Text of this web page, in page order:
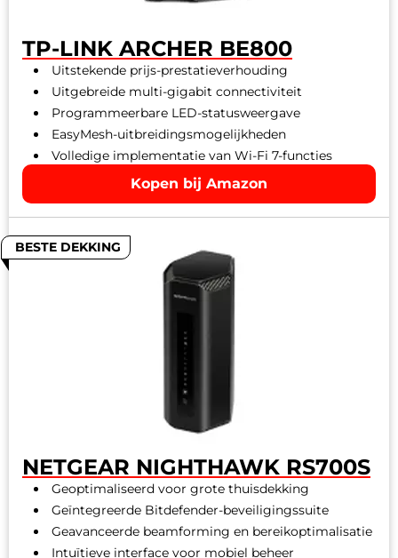
TP-LINK ARCHER BE800
Uitstekende prijs-prestatieverhouding
Uitgebreide multi-gigabit connectiviteit
Programmeerbare LED-statusweergave
EasyMesh-uitbreidingsmogelijkheden
Volledige implementatie van Wi-Fi 7-functies
Kopen bij Amazon
BESTE DEKKING
NETGEAR NIGHTHAWK RS700S
Geoptimaliseerd voor grote thuisdekking
Geïntegreerde Bitdefender-beveiligingssuite
Geavanceerde beamforming en bereikoptimalisatie
Intuïtieve interface voor mobiel beheer